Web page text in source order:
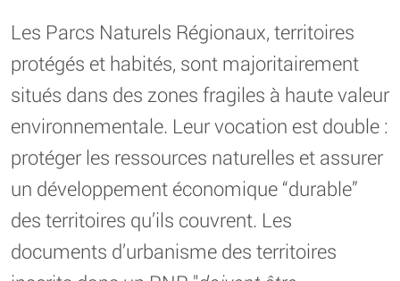
Les Parcs Naturels Régionaux, territoires
protégés et habités, sont majoritairement
situés dans des zones fragiles à haute valeur
environnementale. Leur vocation est double :
protéger les ressources naturelles et assurer
un développement économique “durable”
des territoires qu’ils couvrent. Les
documents d’urbanisme des territoires